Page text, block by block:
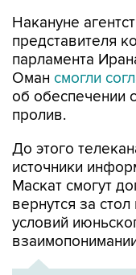
Накануне
представителя
парламента
Оман смогли
об обеспечении
пролив.
До этого
источники
Маскат смогут
вернутся за
условий